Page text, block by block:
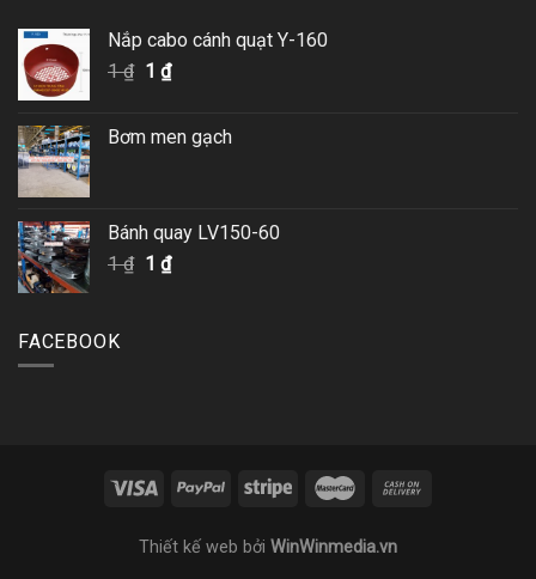
Nắp cabo cánh quạt Y-160
1₫ Giá
1 ₫.
1 ₫Giá
là:
Bơm men gạch
Bánh quay LV150-60
1₫ Giá
1 ₫Giá
FACEBOOK
Thiết kế web bởi WinWinmedia.vn